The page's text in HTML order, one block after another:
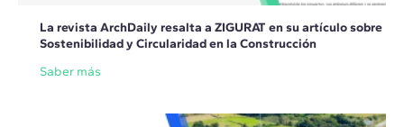
La revista ArchDaily resalta a ZIGURAT en su artículo sobre
Sostenibilidad y Circularidad en la Construcción
Saber más